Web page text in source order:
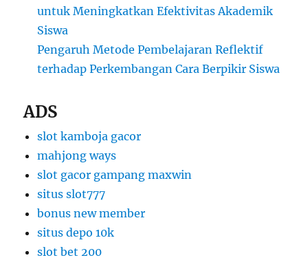
untuk Meningkatkan Efektivitas Akademik
Siswa
Pengaruh Metode Pembelajaran Reflektif
terhadap Perkembangan Cara Berpikir Siswa
ADS
slot kamboja gacor
mahjong ways
slot gacor gampang maxwin
situs slot777
bonus new member
situs depo 10k
slot bet 200